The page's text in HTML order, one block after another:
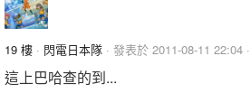
19 樓 · 閃電日本隊 · 發表於 2011-08-11 22:04 ·
這上巴哈查的到...